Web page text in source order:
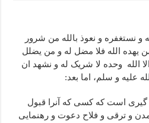
و نستغفره و نعوذ بالله من شرور
یهده الله فلا مضل له و من یضلل
الله وحده لا شریک له و نشهد ان
علیه و سلم، اما بعد:
گیری است که کسی که آنرا قبول
و ترقی و فلاح دعوت و رهنمایی